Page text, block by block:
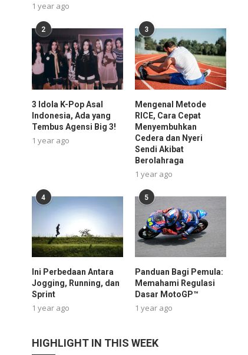
1 year ago
2
3 Idola K-Pop Asal
Indonesia, Ada yang
Tembus Agensi Big 3!
1 year ago
3
Mengenal Metode
RICE, Cara Cepat
Menyembuhkan
Cedera dan Nyeri
Sendi Akibat
Berolahraga
1 year ago
4
Ini Perbedaan Antara
Jogging, Running, dan
Sprint
1 year ago
5
Panduan Bagi Pemula:
Memahami Regulasi
Dasar MotoGP™
1 year ago
HIGHLIGHT IN THIS WEEK